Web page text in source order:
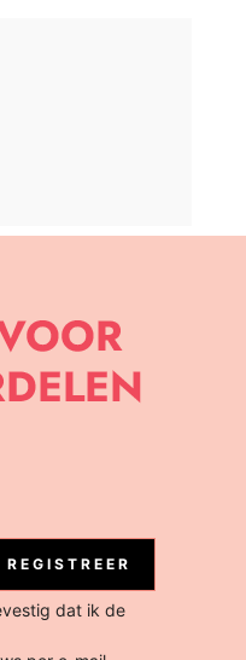
KORTINGEN TE
REGISTREER
dat ik de